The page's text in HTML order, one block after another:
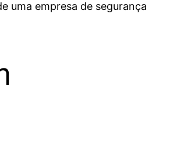
uma empresa de segurança